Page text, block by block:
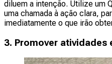
diluem a intenção. Utilize um
uma chamada à ação clara,
imediatamente o que irão
3. Promover atividades